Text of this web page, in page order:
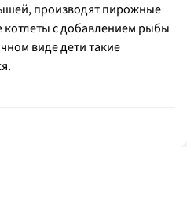
производят пирожные
с добавлением рыбы
виде дети такие